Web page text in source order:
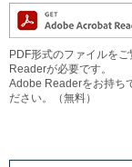
PDF形式のファイルを
Readerが必要です。
Adobe Readerをお持ち
ださい。（無料）